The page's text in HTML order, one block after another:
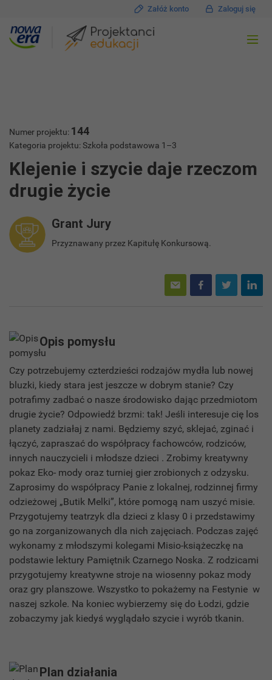
Załóż konto Zaloguj się
Numer projektu: 144
Kategoria projektu: Szkoła podstawowa 1–3
Klejenie i szycie daje rzeczom
drugie życie
Grant Jury
Przyznawany przez Kapitułę Konkursową.
Opis pomysłu
Czy potrzebujemy czterdzieści rodzajów mydła lub nowej
bluzki, kiedy stara jest jeszcze w dobrym stanie? Czy
potrafimy zadbać o nasze środowisko dając przedmiotom
drugie życie? Odpowiedź brzmi: tak! Jeśli interesuje cię los
planety zadziałaj z nami. Będziemy szyć, sklejać, zginać i
łączyć, zapraszać do współpracy fachowców, rodziców,
innych nauczycieli i młodsze dzieci . Zrobimy kreatywny
pokaz Eko- mody oraz turniej gier zrobionych z odzysku.
Zaprosimy do współpracy Panie z lokalnej, rodzinnej firmy
odzieżowej „Butik Melki”, które pomogą nam uszyć misie.
Przygotujemy teatrzyk dla dzieci z klasy 0 i przedstawimy
go na zorganizowanych dla nich zajęciach. Podczas zajęć
wykonamy z młodszymi kolegami Misio-książeczkę na
podstawie lektury Pamiętnik Czarnego Noska. Z rodzicami
przygotujemy kreatywne stroje na wiosenny pokaz mody
oraz gry planszowe. Wszystko to pokażemy na Festynie w
naszej szkole. Na koniec wybierzemy się do Łodzi, gdzie
zobaczymy jak kiedyś wyglądało szycie i wyrób tkanin.
Plan działania